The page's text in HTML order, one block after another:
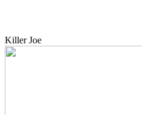
Killer Joe